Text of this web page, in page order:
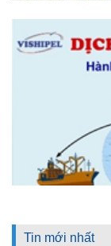
Tin mới nhất